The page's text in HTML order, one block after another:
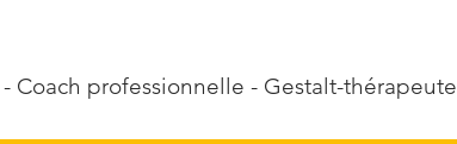
Coach professionnelle - Gestalt-thérapeute